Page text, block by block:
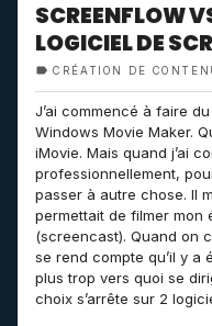
SCREENFLOW
LOGICIEL DE
CRÉATION DE
J’ai commencé à faire
Windows Movie Maker.
iMovie. Mais quand j’ai
professionnellement,
passer à autre chose. Il
permettait de filmer mon
(screencast). Quand on
se rend compte qu’il y a
plus trop vers quoi se
choix s’arrête sur 2